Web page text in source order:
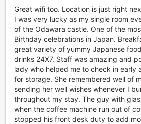
helppoa jakaa matkakuvia ja -
päällä.
Hotelli tarjoaa myös kätevät
matkatavaroille, joten voit nauttia
tavaroistasi. Erityisesti tupakoiville
tupakointialue, joka takaa mukavan
hotellissa on automaatteja, joista voit
juomia milloin tahansa. Pyykkitupa on
mikä tekee pyykinpesusta helppoa ja
Inn Odawara-eki Higashi-guchi on
jotka arvostavat käytännöllisiä ja
matkansa aikana.
Great wifi too. Location is just right
I was very lucky as my single room
of the Odawara castle. One of the
Birthday celebrations in Japan.
great variety of yummy Japanese
drinks 24X7. Staff was amazing and
lady who helped me to check in early
for storage. She remembered well of
sending her well wishes whenever I
throughout my stay. The guy with
when the coffee machine run out of
stopped his front desk duty to add